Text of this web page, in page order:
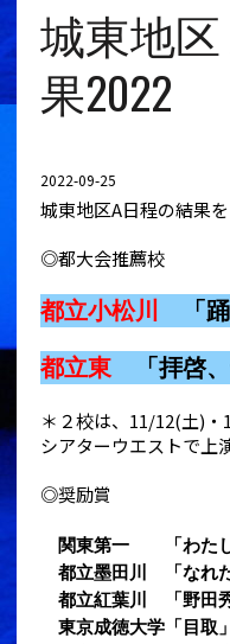
城東地
果2022
2022-09-25
城東地区A日程の結果を
◎都大会推薦校
都立小松川 「
都立東 「拝啓
＊２校は、11/12(土)
シアターウエストで上
◎奨励賞
関東第一 「わたし
都立墨田川 「なれた
都立紅葉川 「野田秀
東京成徳大学「目取」